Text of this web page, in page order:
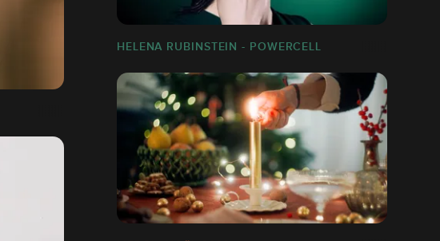
HELENA RUBINSTEIN - POWERCELL